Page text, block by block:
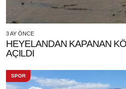
3 AY ÖNCE
HEYELANDAN KAPANAN
AÇILDI
SPOR